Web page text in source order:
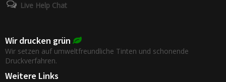
Live Help Chat
Wir drucken grün
Wir setzen auf umweltfreundliche Tinten und schonende
Druckverfahren.
Weitere Links